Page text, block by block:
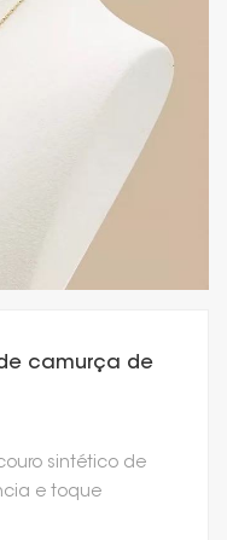
camurça de
sintético de
e toque